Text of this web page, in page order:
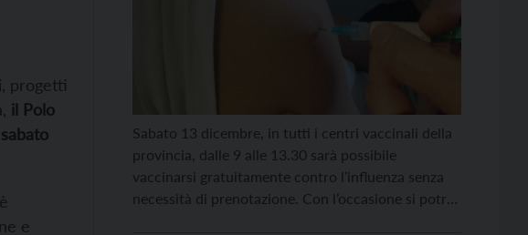
progetti
il Polo
sabato
e
Sabato 13 dicembre, in tutti i centri vaccinali della
provincia, dalle 9 alle 13.30 sarà possibile
vaccinarsi gratuitamente contro l’influenza senza
necessità di prenotazione. Con l’occasione si potrà